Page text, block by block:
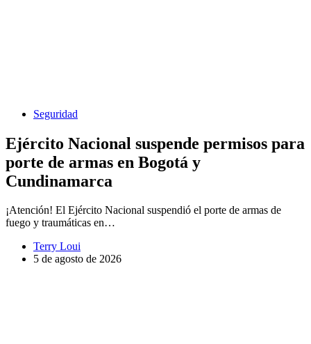
Seguridad
Ejército Nacional suspende permisos para
porte de armas en Bogotá y
Cundinamarca
¡Atención! El Ejército Nacional suspendió el porte de armas de
fuego y traumáticas en…
Terry Loui
5 de agosto de 2026